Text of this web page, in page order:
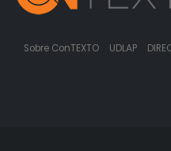
Sobre ConTEXTO UDLAP